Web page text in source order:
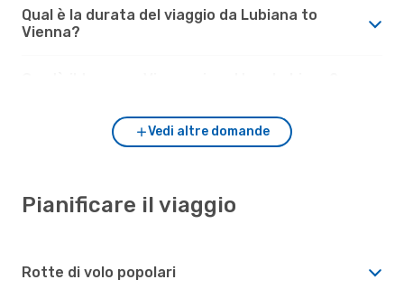
Qual è la durata del viaggio da Lubiana to
Vienna?
Vedi altre domande
Pianificare il viaggio
Rotte di volo popolari